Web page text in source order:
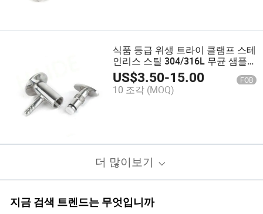
식품 등급 위생 트라이 클램프 스테
인리스 스틸 304/316L 무균 샘플
밸브
US$3.50-15.00 FOB
10 조각 (MOQ)
더 많이보기
지금 검색 트렌드는 무엇입니까